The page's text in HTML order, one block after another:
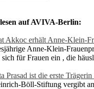
auf AVIVA-Berlin:
Akkoc erhält Anne-Klein-
Anne-Klein-
für Frauen ein , die
Prasad ist die erste
Böll-Stiftung vergibt